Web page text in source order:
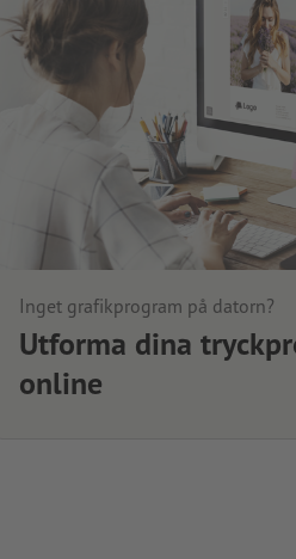
Inget grafikprogram på datorn?
Utforma dina
online